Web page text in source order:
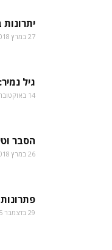
יתרונות
27 במרץ 2018
גיל
14 באוקטובר 2021
הסבר
26 במרץ 2018
29 בדצמבר 2025